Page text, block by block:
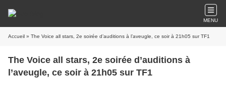
MENU
Accueil » The Voice all stars, 2e soirée d’auditions à l’aveugle, ce soir à 21h05 sur TF1
The Voice all stars, 2e soirée d’auditions à
l’aveugle, ce soir à 21h05 sur TF1